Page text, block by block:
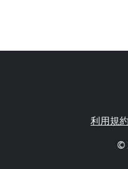
利用規約
©